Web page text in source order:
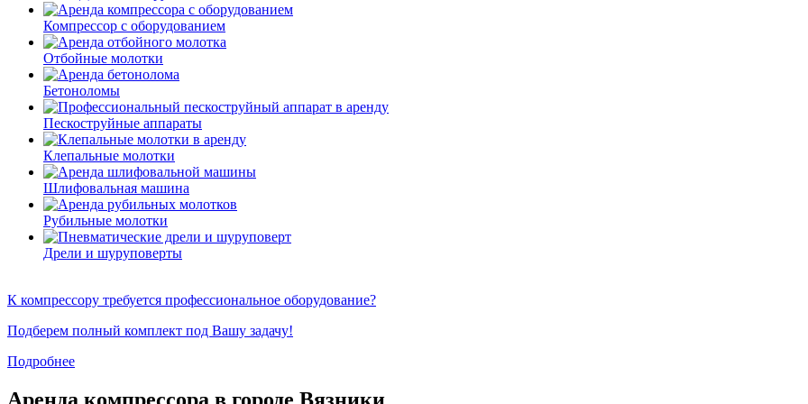
Компрессор с оборудованием
Отбойные молотки
Бетоноломы
Пескоструйные аппараты
Клепальные молотки
Шлифовальная машина
Рубильные молотки
Дрели и шуруповерты
К компрессору требуется профессиональное оборудование?
Подберем полный комплект под Вашу задачу!
Подробнее
Аренда компрессора в городе Вязники